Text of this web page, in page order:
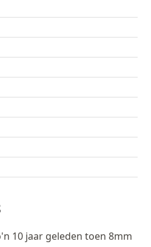
10 jaar geleden toen 8mm